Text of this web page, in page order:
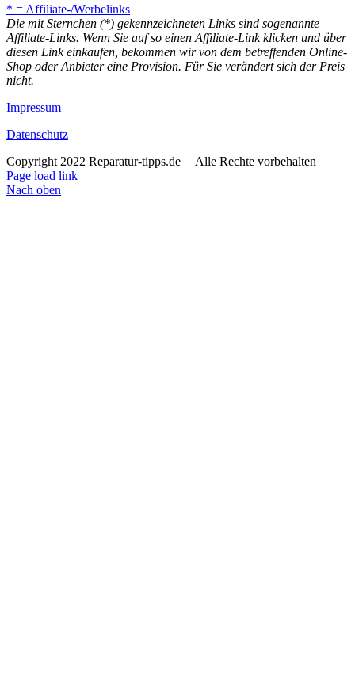
* = Affiliate-/Werbelinks
Die mit Sternchen (*) gekennzeichneten Links sind sogenannte
Affiliate-Links. Wenn Sie auf so einen Affiliate-Link klicken und über
diesen Link einkaufen, bekommen wir von dem betreffenden Online-
Shop oder Anbieter eine Provision. Für Sie verändert sich der Preis
nicht.
Impressum
Datenschutz
Copyright 2022 Reparatur-tipps.de | Alle Rechte vorbehalten
Page load link
Nach oben